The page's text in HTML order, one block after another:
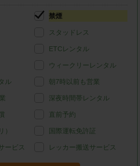
禁煙
スタッドレス
ETCレンタル
ウィークリーレンタル
ル 朝7時以前も営業
深夜時間帯レンタル
直前予約
） 国際運転免許証
ービス レッカー搬送サービス